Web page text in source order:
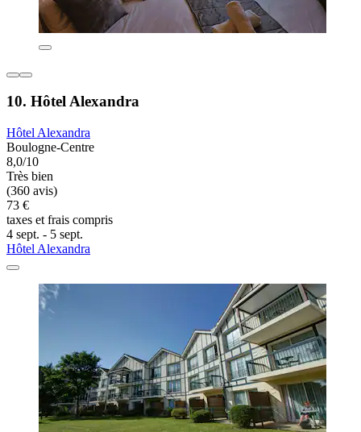
10. Hôtel Alexandra
Hôtel Alexandra
Boulogne-Centre
8,0/10
Très bien
(360 avis)
73 €
taxes et frais compris
4 sept. - 5 sept.
Hôtel Alexandra